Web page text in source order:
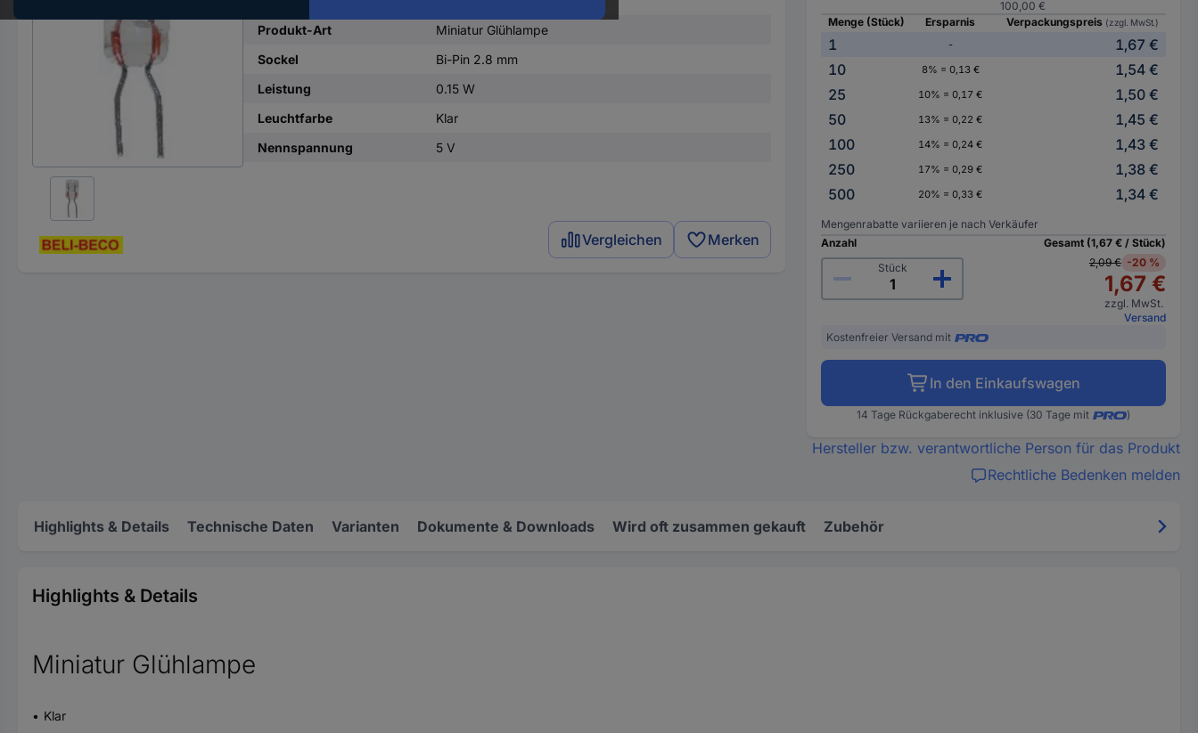
Produkt-Art
Miniatur Glühlampe
Sockel
Bi-Pin 2.8 mm
Leistung
0.15 W
Leuchtfarbe
Klar
Nennspannung
5 V
Vergleichen Merken
100,00 €
Menge (Stück)
Ersparnis Verpackungspreis (zzgl. MwSt.)
1 -
1,67 €
10
8% = 0,13 €
1,54 €
25
10% = 0,17 €
1,50 €
50
13% = 0,22 €
1,45 €
100
14% = 0,24 €
1,43 €
250
17% = 0,29 €
1,38 €
500
20% = 0,33 € 1,34 €
Mengenrabatte variieren je nach Verkäufer
Anzahl
Stück
Gesamt (1,67 € / Stück)
2,09 € -20 %
1,67 €
zzgl. MwSt.
Versand
Kostenfreier Versand mit
In den Einkaufswagen
14 Tage Rückgaberecht inklusive (30 Tage mit )
Hersteller bzw. verantwortliche Person für das Produkt
Rechtliche Bedenken melden
Highlights & Details Technische Daten Varianten Dokumente & Downloads Wird oft zusammen gekauft Zubehör
Highlights & Details
Miniatur Glühlampe
Klar